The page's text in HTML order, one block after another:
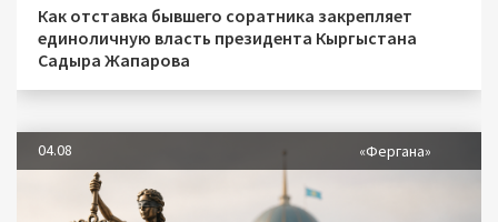
Как отставка бывшего соратника закрепляет
единоличную власть президента Кыргыстана
Садыра Жапарова
04.08 «Фергана»